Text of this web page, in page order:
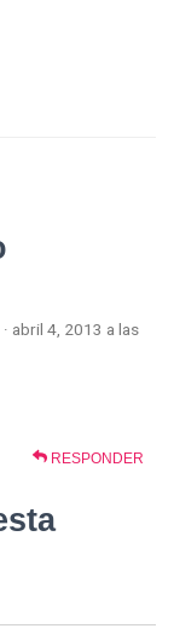
· abril 4, 2013 a las
RESPONDER